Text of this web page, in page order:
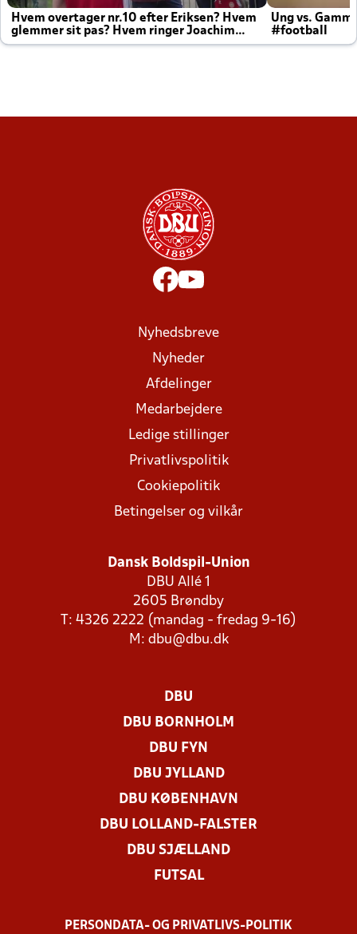
Hvem overtager nr.10 efter Eriksen? Hvem
glemmer sit pas? Hvem ringer Joachim
altid til efter kampe?
Ung vs.
#football
Nyhedsbreve
Nyheder
Afdelinger
Medarbejdere
Ledige stillinger
Privatlivspolitik
Cookiepolitik
Betingelser og vilkår
Dansk Boldspil-Union
DBU Allé 1
2605 Brøndby
T: 4326 2222 (mandag - fredag 9-16)
M: dbu@dbu.dk
DBU
DBU BORNHOLM
DBU FYN
DBU JYLLAND
DBU KØBENHAVN
DBU LOLLAND-FALSTER
DBU SJÆLLAND
FUTSAL
PERSONDATA- OG PRIVATLIVS-POLITIK